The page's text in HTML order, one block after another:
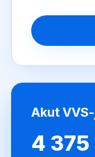
Akut
4 375